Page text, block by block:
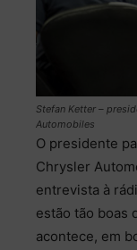
Stefan Ketter –
Automobiles
O presidente
Chrysler
entrevista à
estão tão boas
acontece, em